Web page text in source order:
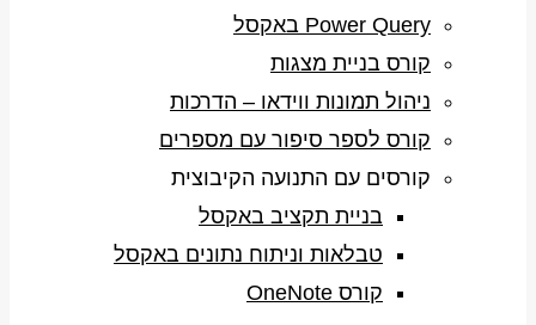
Power Query באקסל
קורס בניית מצגות
ניהול תמונות ווידאו – הדרכות
קורס לספר סיפור עם מספרים
קורסים עם התנועה הקיבוצית
בניית תקציב באקסל
טבלאות וניתוח נתונים באקסל
קורס OneNote